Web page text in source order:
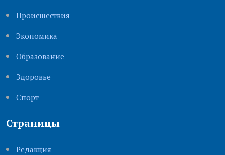
Происшествия
Экономика
Образование
Здоровье
Cпорт
Страницы
Редакция